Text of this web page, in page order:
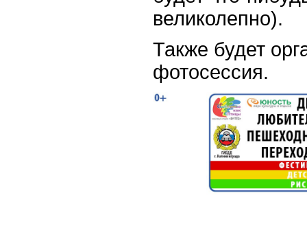
великолепно).
Также будет
фотосессия.